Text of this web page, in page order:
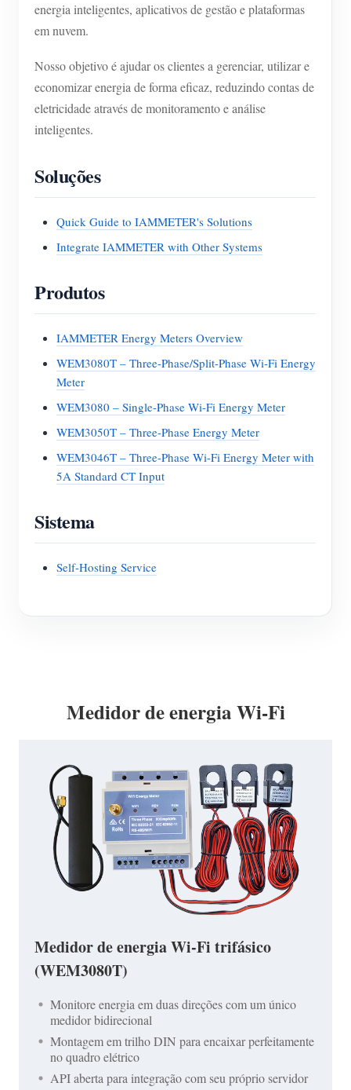
energia inteligentes, aplicativos de gestão e plataformas
em nuvem.
Nosso objetivo é ajudar os clientes a gerenciar, utilizar e
economizar energia de forma eficaz, reduzindo contas de
eletricidade através de monitoramento e análise
inteligentes.
Soluções
Quick Guide to IAMMETER's Solutions
Integrate IAMMETER with Other Systems
Produtos
IAMMETER Energy Meters Overview
WEM3080T – Three-Phase/Split-Phase Wi-Fi Energy
Meter
WEM3080 – Single-Phase Wi-Fi Energy Meter
WEM3050T – Three-Phase Energy Meter
WEM3046T – Three-Phase Wi-Fi Energy Meter with
5A Standard CT Input
Sistema
Self-Hosting Service
Medidor de energia Wi-Fi
Medidor de energia Wi-Fi trifásico
(WEM3080T)
Monitore energia em duas direções com um único
medidor bidirecional
Montagem em trilho DIN para encaixar perfeitamente
no quadro elétrico
API aberta para integração com seu próprio servidor